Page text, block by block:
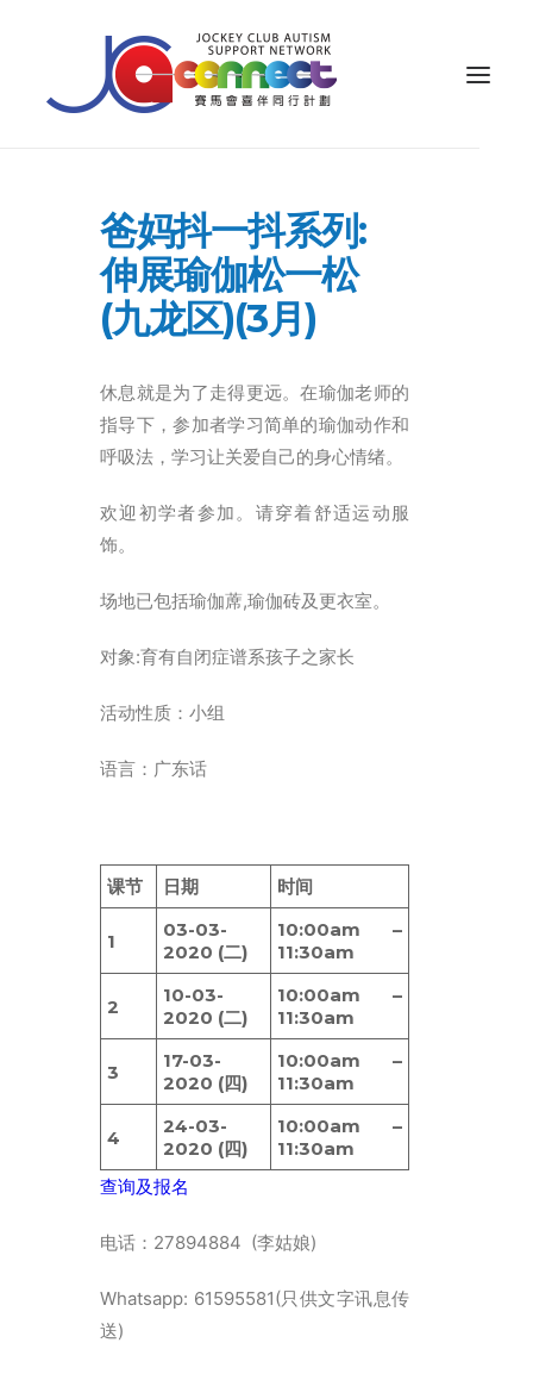
照顾者支援
公众教育
专业知识
家长专区
成果效益
ENGLISH
爸妈抖一抖系列:
伸展瑜伽松一松
(九龙区)(3月)
休息就是为了走得更远。在瑜伽老师的
指导下，参加者学习简单的瑜伽动作和
呼吸法，学习让关爱自己的身心情绪。
欢迎初学者参加。请穿着舒适运动服
饰。
场地已包括瑜伽蓆,瑜伽砖及更衣室。
对象:育有自闭症谱系孩子之家长
活动性质：小组
语言：广东话
课节 日期 时间
1
03-03-
2020 (二)
10:00am –
11:30am
2
10-03-
2020 (二)
10:00am –
11:30am
3
17-03-
2020 (四)
10:00am –
11:30am
4
24-03-
2020 (四)
10:00am –
11:30am
查询及报名
电话：27894884 (李姑娘)
Whatsapp: 61595581(只供文字讯息传
送)